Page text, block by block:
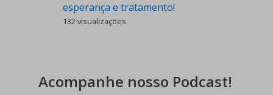
esperança e tratamento!
132 visualizações
Acompanhe nosso Podcast!